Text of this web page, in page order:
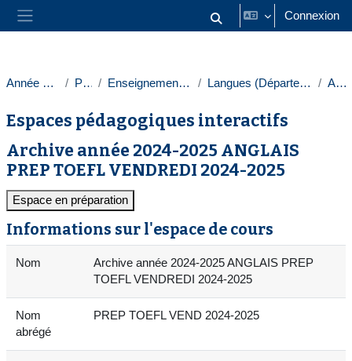
Passer au contenu principal
Panneau latéral Activer/désactiver la saisie
Connexion
Année 2024-2025 Paris 1 Enseignements transversaux Langues (Département des langues) Anglais
Espaces pédagogiques interactifs
Archive année 2024-2025 ANGLAIS
PREP TOEFL VENDREDI 2024-2025
Espace en préparation
Informations sur l'espace de cours
Nom
Archive année 2024-2025 ANGLAIS PREP
TOEFL VENDREDI 2024-2025
Nom
abrégé
PREP TOEFL VEND 2024-2025